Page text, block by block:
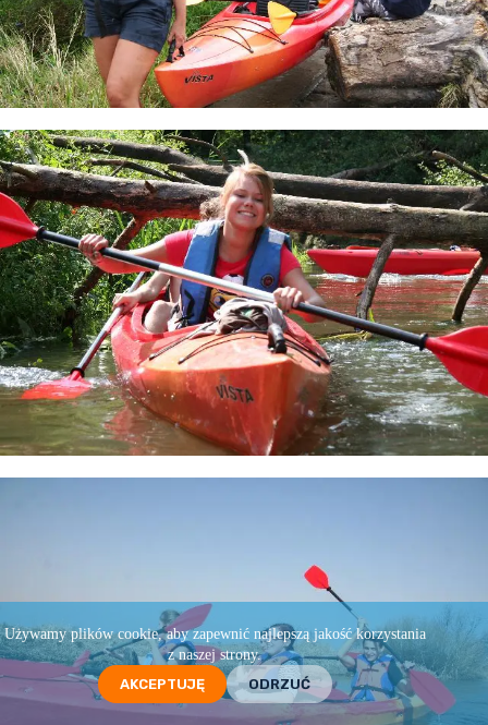
Używamy plików cookie, aby zapewnić najlepszą jakość korzystania
z naszej strony.
AKCEPTUJĘ
ODRZUĆ